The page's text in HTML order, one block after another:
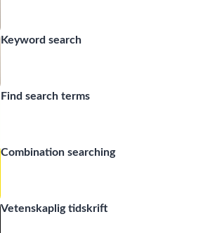
Keyword search
Find search terms
Combination searching
Vetenskaplig tidskrift